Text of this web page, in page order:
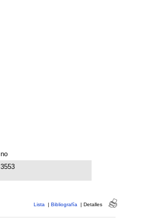
no
3553
Lista | Bibliografía | Detalles